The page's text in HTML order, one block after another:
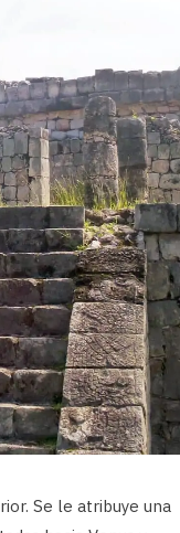
Se le atribuye una